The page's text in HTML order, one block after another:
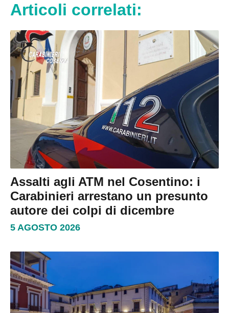
Articoli correlati:
Assalti agli ATM nel Cosentino: i
Carabinieri arrestano un presunto
autore dei colpi di dicembre
5 AGOSTO 2026